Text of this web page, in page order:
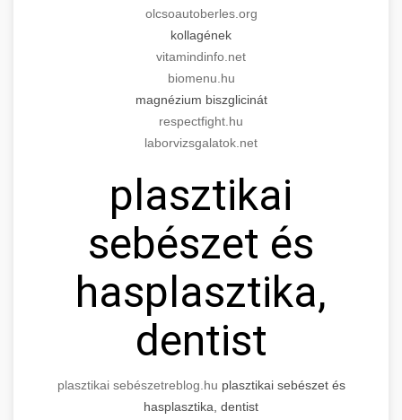
olcsoautoberles.org
kollagének
vitamindinfo.net
biomenu.hu
magnézium biszglicinát
respectfight.hu
laborvizsgalatok.net
plasztikai
sebészet és
hasplasztika,
dentist
plasztikai sebészetreblog.hu plasztikai sebészet és
hasplasztika, dentist